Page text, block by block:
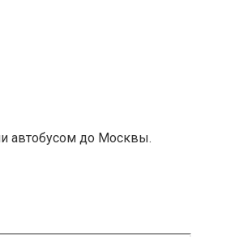
автобусом до Москвы.